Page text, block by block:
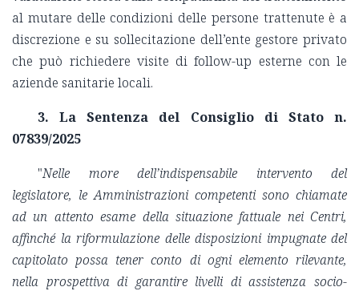
al mutare delle condizioni delle persone trattenute è a
discrezione e su sollecitazione dell’ente gestore privato
che può richiedere visite di follow-up esterne con le
aziende sanitarie locali.
3. La Sentenza del Consiglio di Stato n.
07839/2025
"Nelle more dell’indispensabile intervento del
legislatore, le Amministrazioni competenti sono chiamate
ad un attento esame della situazione fattuale nei Centri,
affinché la riformulazione delle disposizioni impugnate del
capitolato possa tener conto di ogni elemento rilevante,
nella prospettiva di garantire livelli di assistenza socio-